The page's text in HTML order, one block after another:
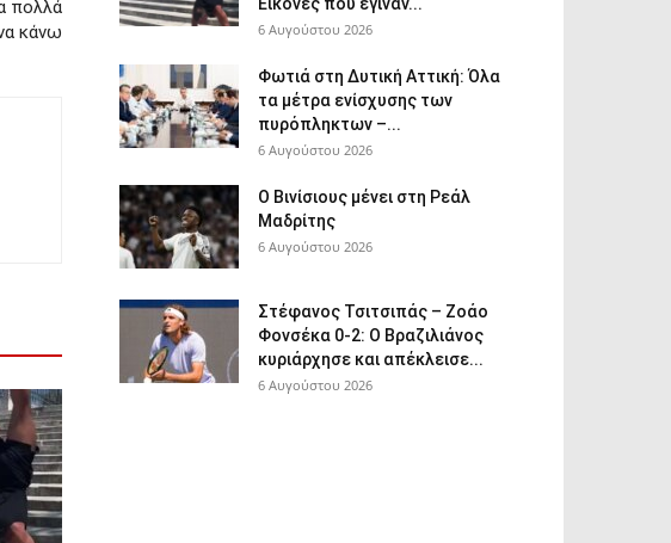
πολλά
κάνω
6 Αυγούστου 2026
Φωτιά στη Δυτική Αττική: Όλα
τα μέτρα ενίσχυσης των
πυρόπληκτων –...
6 Αυγούστου 2026
Ο Βινίσιους μένει στη Ρεάλ
Μαδρίτης
6 Αυγούστου 2026
Στέφανος Τσιτσιπάς – Ζοάο
Φονσέκα 0-2: Ο Βραζιλιάνος
κυριάρχησε και απέκλεισε...
6 Αυγούστου 2026